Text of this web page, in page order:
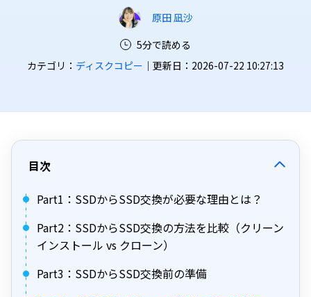
原田 凪沙
5分で読める
カテゴリ： ディスクコピー ｜更新日：2026-07-22 10:27:13
目次
Part1：SSDからSSD交換が必要な理由とは？
Part2：SSDからSSD交換の方法を比較（クリーン
インストール vs クローン）
Part3：SSDからSSD交換前の準備